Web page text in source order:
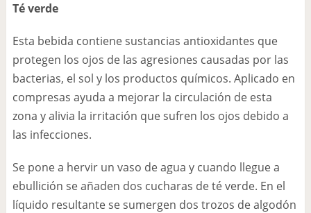
Té verde
Esta bebida contiene sustancias antioxidantes que
protegen los ojos de las agresiones causadas por las
bacterias, el sol y los productos químicos. Aplicado en
compresas ayuda a mejorar la circulación de esta
zona y alivia la irritación que sufren los ojos debido a
las infecciones.
Se pone a hervir un vaso de agua y cuando llegue a
ebullición se añaden dos cucharas de té verde. En el
líquido resultante se sumergen dos trozos de algodón